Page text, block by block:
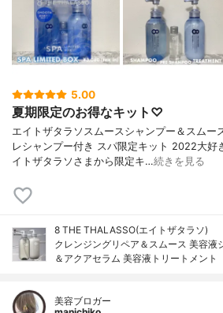
5.00
夏期限定のお得なキット♡
エイトザタラソスムースシャンプー＆スムー
レシャンプー付き スパ限定キット 2022大好
イトザタラソさまから限定キ…続きを見る
8 THE THALASSO(エイトザタラソ)
クレンジングリペア＆スムース 美容液
＆アクアセラム 美容液トリートメント
美容ブロガー